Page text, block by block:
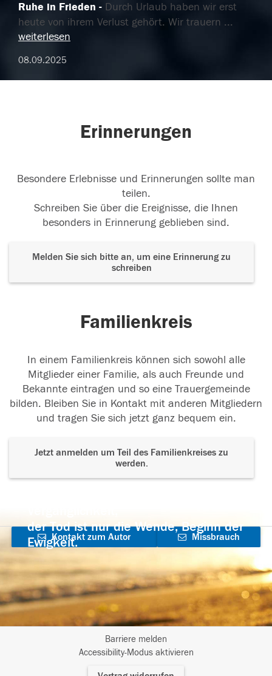
Ruhe in Frieden
Durch Urlaub haben wir erst
heute von ihrem Verlust gehört. Wir trauern ...
weiterlesen
08.09.2025
Erinnerungen
Besondere Erlebnisse und Erinnerungen sollte man
teilen.
Schreiben Sie über die Ereignisse, die Ihnen
besonders in Erinnerung geblieben sind.
Melden Sie sich bitte an, um eine Erinnerung zu
schreiben
Familienkreis
In einem Familienkreis können sich sowohl alle
Mitglieder einer Familie, als auch Freunde und
Bekannte eintragen und so eine Trauergemeinde
bilden. Bleiben Sie in Kontakt mit anderen Mitgliedern
und tragen Sie sich jetzt ganz bequem ein.
Jetzt anmelden um Teil des Familienkreises zu
werden.
der Tod ist nur die Wende, Beginn der
Ewigkeit.
Kontakt zum Autor
aufnehmen
Missbrauch
Barriere melden
Accessibility-Modus aktivieren